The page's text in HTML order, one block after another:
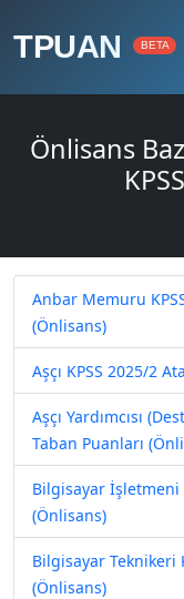
TPUAN BETA
Önlisans
Anbar Memuru
(Önlisans)
Aşçı KPSS 2025/2
Aşçı Yardımcısı
Taban Puanları
Bilgisayar İşletmeni
(Önlisans)
Bilgisayar Teknikeri
(Önlisans)